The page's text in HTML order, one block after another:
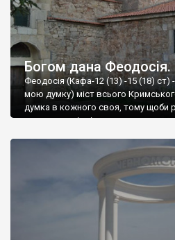
Богом дана Феодосія.
Феодосія (Кафа-12 (13) -15 (18) ст)
мою думку) міст всього
думка в кожного своя, тому щоби
запрошую відвідати це